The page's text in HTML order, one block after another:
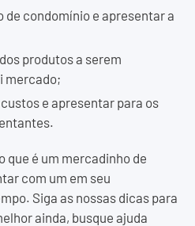
de condomínio e apresentar a
produtos a serem
mercado;
e apresentar para os
que é um mercadinho de
com um em seu
Siga as nossas dicas para
ainda, busque ajuda